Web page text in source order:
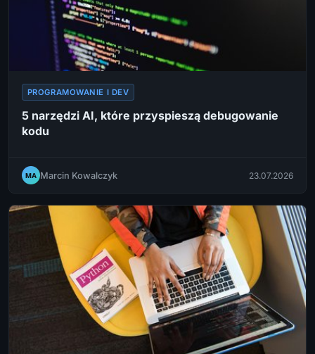
PROGRAMOWANIE I DEV
5 narzędzi AI, które przyspieszą debugowanie
kodu
MA Marcin Kowalczyk 23.07.2026